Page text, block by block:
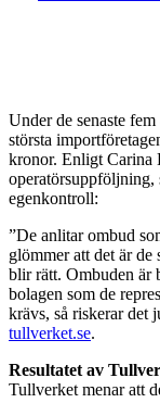
Under de senaste
största
kronor. Enligt Carina
operatörsuppföljning,
egenkontroll:
”De anlitar ombud
glömmer att det är de
blir rätt. Ombuden är
bolagen som de
krävs, så riskerar det
tullverket.se.
Resultatet av
Tullverket menar att